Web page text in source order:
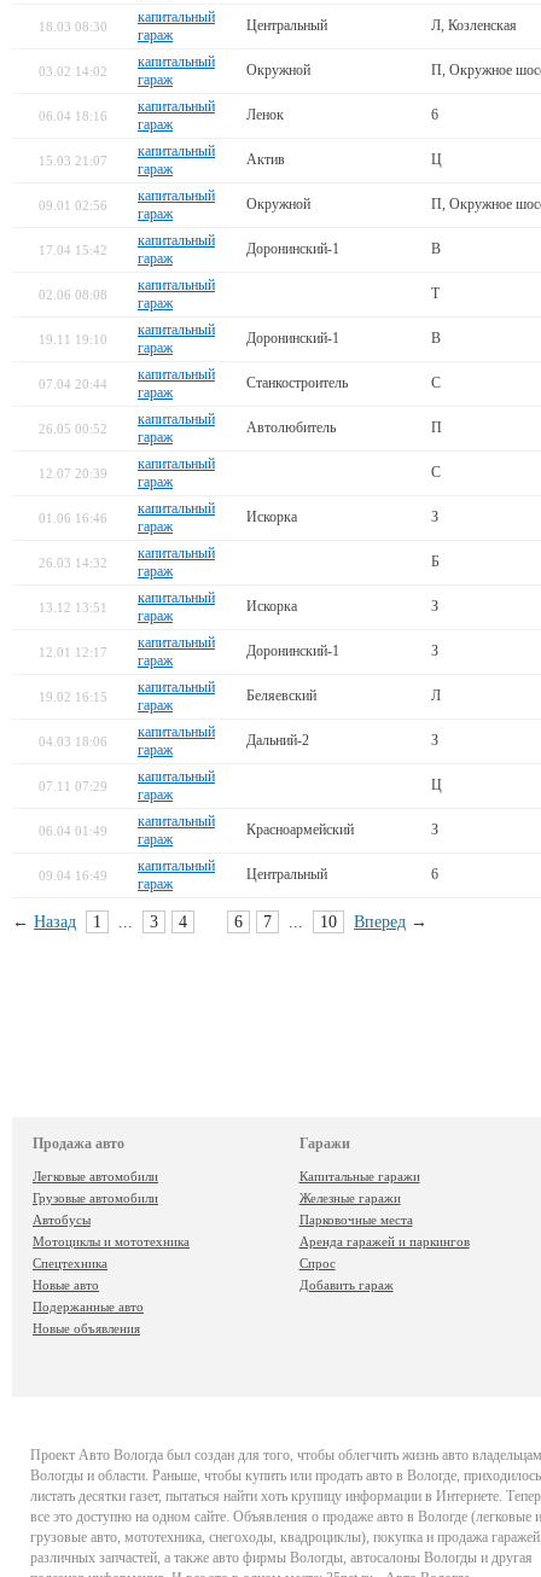
18.03 08:30
капитальный
гараж
Центральный Л, Козленская
03.02 14:02
капитальный
гараж
Окружной П, Окружное
06.04 18:16
капитальный
гараж
Ленок 6
15.03 21:07
капитальный
гараж
Актив Ц
09.01 02:56
капитальный
гараж
Окружной П, Окружное
17.04 15:42
капитальный
гараж
Доронинский-1 В
02.06 08:08
капитальный
гараж
Т
19.11 19:10
капитальный
гараж
Доронинский-1 В
07.04 20:44
капитальный
гараж
Станкостроитель С
26.05 00:52
капитальный
гараж
Автолюбитель П
12.07 20:39
капитальный
гараж
С
01.06 16:46
капитальный
гараж
Искорка З
26.03 14:32
капитальный
гараж
Б
13.12 13:51
капитальный
гараж
Искорка З
12.01 12:17
капитальный
гараж
Доронинский-1 З
19.02 16:15
капитальный
гараж
Беляевский Л
04.03 18:06
капитальный
гараж
Дальний-2 З
07.11 07:29
капитальный
гараж
Ц
06.04 01:49
капитальный
гараж
Красноармейский З
09.04 16:49
капитальный
гараж
Центральный 6
← Назад 1 ... 3 4 6 7 ... 10 Вперед →
Продажа авто
Легковые автомобили
Грузовые автомобили
Автобусы
Мотоциклы и мототехника
Спецтехника
Новые авто
Подержанные авто
Новые объявления
Гаражи
Капитальные гаражи
Железные гаражи
Парковочные места
Аренда гаражей и паркингов
Спрос
Добавить гараж
Проект Авто Вологда был создан для того, чтобы облегчить жизнь авто владельцам
Вологды и области. Раньше, чтобы купить или продать авто в Вологде, приходилось
листать десятки газет, пытаться найти хоть крупицу информации в Интернете.
все это доступно на одном сайте. Объявления о продаже авто в Вологде (легковые и
грузовые авто, мототехника, снегоходы, квадроциклы), покупка и продажа
различных запчастей, а также авто фирмы Вологды, автосалоны Вологды и другая